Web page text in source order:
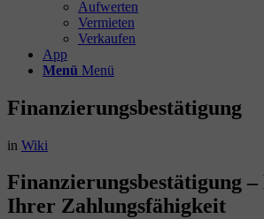
Aufwerten
Vermieten
Verkaufen
App
Menü Menü
Finanzierungsbestätigung
in Wiki
Finanzierungsbestätigung –
Ihrer Zahlungsfähigkeit